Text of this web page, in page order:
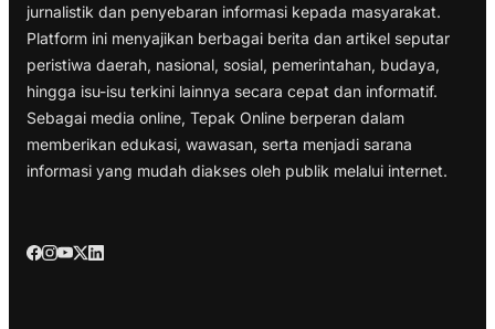
jurnalistik dan penyebaran informasi kepada masyarakat.
Platform ini menyajikan berbagai berita dan artikel seputar
peristiwa daerah, nasional, sosial, pemerintahan, budaya,
hingga isu-isu terkini lainnya secara cepat dan informatif.
Sebagai media online, Tepak Online berperan dalam
memberikan edukasi, wawasan, serta menjadi sarana
informasi yang mudah diakses oleh publik melalui internet.